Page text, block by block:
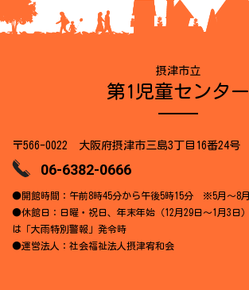
摂津市立
第1児童センター
〒566-0022 大阪府摂津市三島3丁目16番24号
06-6382-0666
●開館時間：午前8時45分から午後5時15分 ※5月～8
●休館日：日曜・祝日、年末年始（12月29日～1月3日
は「大雨特別警報」発令時
●運営法人：社会福祉法人摂津宥和会